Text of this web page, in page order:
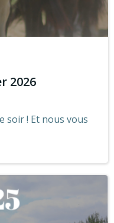
2026
soir ! Et nous vous